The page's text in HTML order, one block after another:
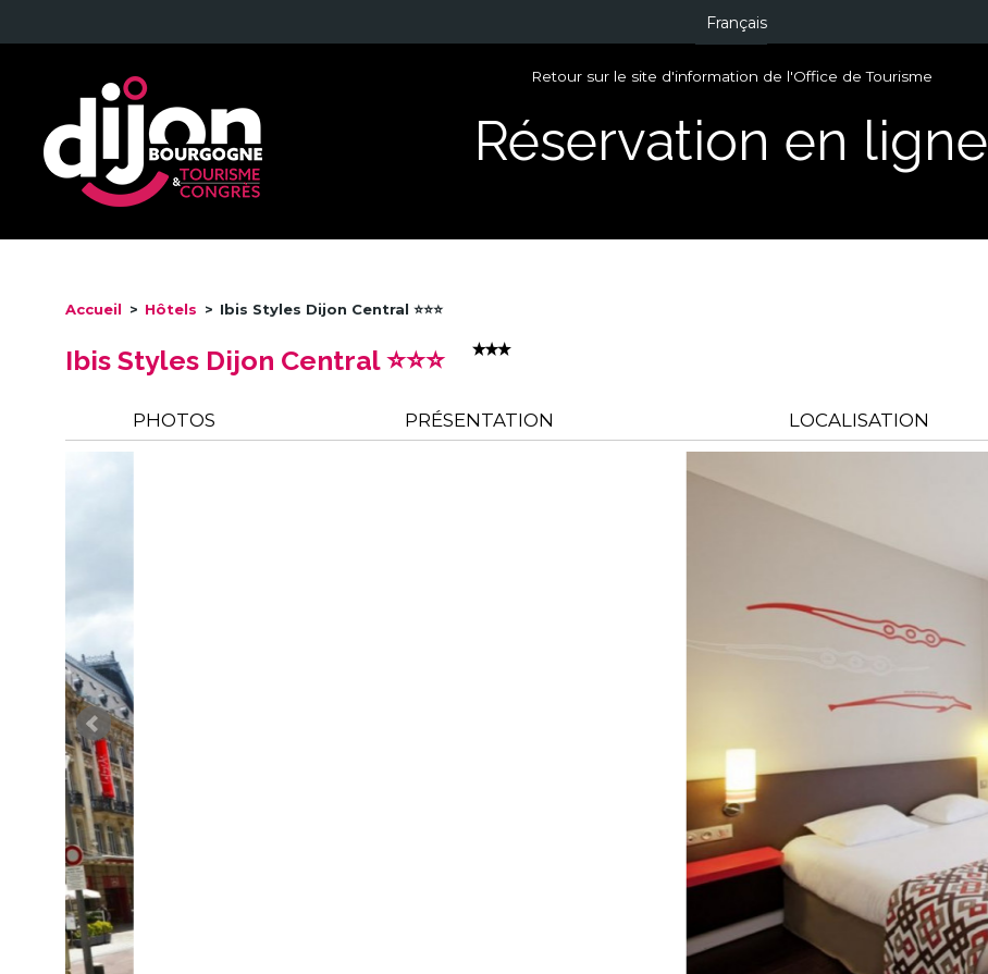
Français
Retour sur le site d'information de l'Office de Tourisme
Réservation en ligne
Accueil > Hôtels > Ibis Styles Dijon Central ⭐⭐⭐
Ibis Styles Dijon Central ⭐⭐⭐
PHOTOS PRÉSENTATION LOCALISATION